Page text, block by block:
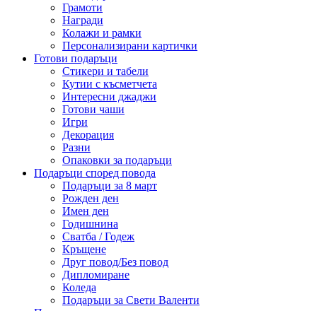
Грамоти
Награди
Колажи и рамки
Персонализирани картички
Готови подаръци
Стикери и табели
Кутии с късметчета
Интересни джаджи
Готови чаши
Игри
Декорация
Разни
Опаковки за подаръци
Подаръци според повода
Подаръци за 8 март
Рожден ден
Имен ден
Годишнина
Сватба / Годеж
Кръщене
Друг повод/Без повод
Дипломиране
Коледа
Подаръци за Свети Валенти